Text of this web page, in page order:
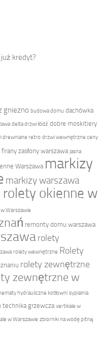
kredyt?
gniezno budowa domu dachówka
delta drzwi łódź dobre moskitiery
drewniane retro drzwi wewnętrzne ceny
firany zasłony warszawa jasna
Warszawa markizy
markizy warszawa
rolety okienne w
Warszawie
remonty domu warszawa
rolety
rolety wewnętrzne Rolety
rolety zewnętrzne
zewnętrzne w
hydrauliczne kotłowni sypialnia
technika grzewcza vertikale w
w Warszawie zbiorniki na wodę pitną